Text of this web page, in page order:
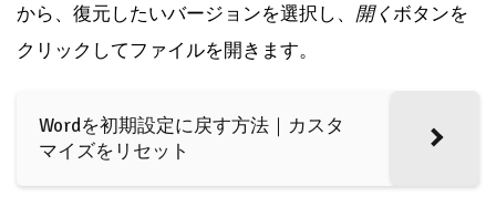
から、復元したいバージョンを選択し、 開くボタンを
クリックしてファイルを開きます。
Wordを初期設定に戻す方法｜カスタ
マイズをリセット